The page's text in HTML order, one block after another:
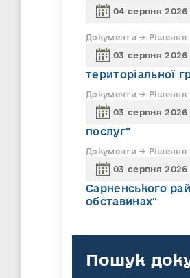
04 серпня 2026
Документи → Рішення
03 серпня 2026
територіальної
Документи → Рішення
03 серпня 2026
послуг"
Документи → Рішення
03 серпня 2026
Сарненського
обставинах"
Пошук